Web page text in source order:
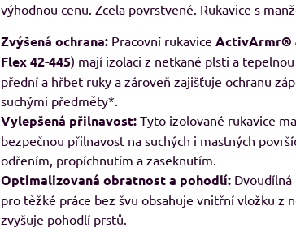
výhodnou cenu. Zcela povrstvené. Rukavice s
Zvýšená ochrana: Pracovní rukaviceActivArmr®
Flex 42-445) mají izolaci z netkané plsti a
přední a hřbet ruky a zároveň zajišťuje ochranu
suchými předměty*.
Vylepšená přilnavost: Tyto izolované rukavice
bezpečnou přilnavost na suchých i mastných
odřením, propíchnutím a zaseknutím.
Optimalizovaná obratnost a pohodlí:
pro těžké práce bez švu obsahuje vnitřní vložku z
zvyšuje pohodlí prstů.
Malfini BASIC 129, pánské Adler
Skladem
od 109 Kč
od 90,08 Kčbez DPH
RESIST LS,
od